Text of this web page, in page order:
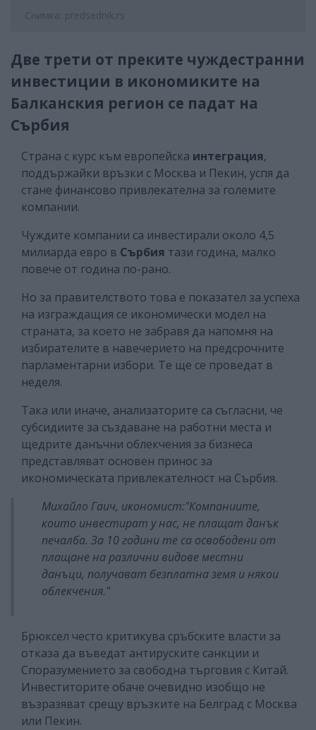
Снимка: predsednik.rs
Две трети от преките чуждестранни
инвестиции в икономиките на
Балканския регион се падат на
Сърбия
Страна с курс към европейска интеграция,
поддържайки връзки с Москва и Пекин, успя да
стане финансово привлекателна за големите
компании.
Чуждите компании са инвестирали около 4,5
милиарда евро в Сърбия тази година, малко
повече от година по-рано.
Но за правителството това е показател за успеха
на изграждащия се икономически модел на
страната, за което не забравя да напомня на
избирателите в навечерието на предсрочните
парламентарни избори. Те ще се проведат в
неделя.
Така или иначе, анализаторите са съгласни, че
субсидиите за създаване на работни места и
щедрите данъчни облекчения за бизнеса
представляват основен принос за
икономическата привлекателност на Сърбия.
Михайло Гаич, икономист:"Компаниите,
които инвестират у нас, не плащат данък
печалба. За 10 години те са освободени от
плащане на различни видове местни
данъци, получават безплатна земя и някои
облекчения."
Брюксел често критикува сръбските власти за
отказа да въведат антируските санкции и
Споразумението за свободна търговия с Китай.
Инвеститорите обаче очевидно изобщо не
възразяват срещу връзките на Белград с Москва
или Пекин.